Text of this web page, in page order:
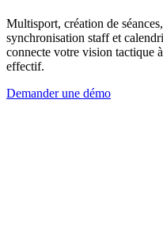
Multisport, création de
synchronisation staff et
connecte votre vision tactique
effectif.
Demander une démo